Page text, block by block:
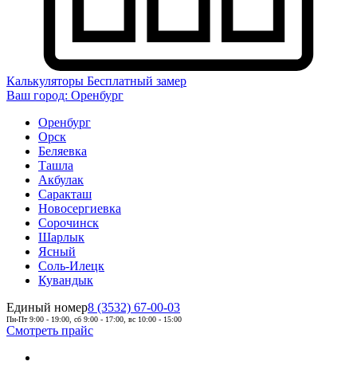
Калькуляторы Бесплатный замер
Ваш город: Оренбург
Оренбург
Орск
Беляевка
Ташла
Акбулак
Саракташ
Новосергиевка
Сорочинск
Шарлык
Ясный
Соль-Илецк
Кувандык
Единый номер8 (3532) 67-00-03
Пн-Пт 9:00 - 19:00, сб 9:00 - 17:00, вс 10:00 - 15:00
Смотреть прайс